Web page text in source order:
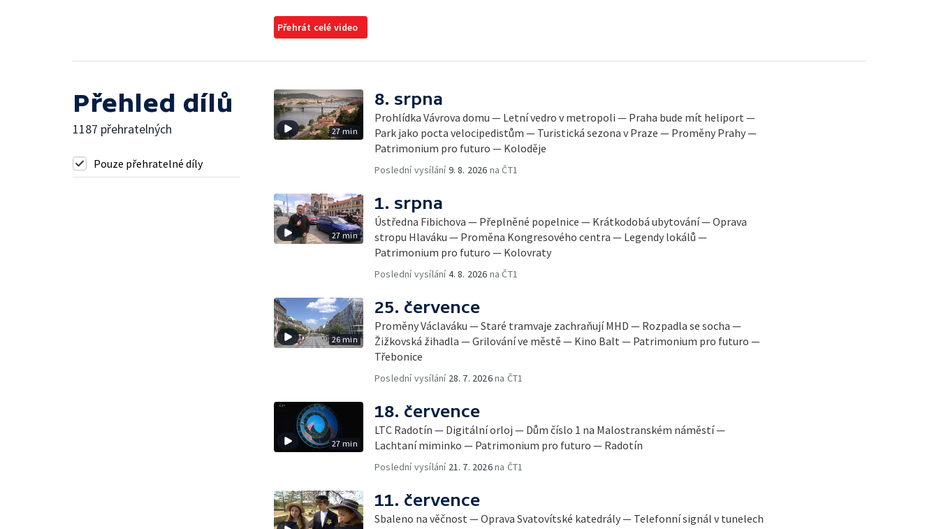
Přehrát celé video
Přehled dílů
1187 přehratelných
Pouze přehratelné díly
27 min
8. srpna
Prohlídka Vávrova domu — Letní vedro v metropoli — Praha bude mít heliport —
Park jako pocta velocipedistům — Turistická sezona v Praze — Proměny Prahy —
Patrimonium pro futuro — Koloděje
Poslední vysílání9. 8. 2026 na ČT1
27 min
1. srpna
Ústředna Fibichova — Přeplněné popelnice — Krátkodobá ubytování — Oprava
stropu Hlaváku — Proměna Kongresového centra — Legendy lokálů —
Patrimonium pro futuro — Kolovraty
Poslední vysílání4. 8. 2026 na ČT1
26 min
25. července
Proměny Václaváku — Staré tramvaje zachraňují MHD — Rozpadla se socha —
Žižkovská žihadla — Grilování ve městě — Kino Balt — Patrimonium pro futuro —
Třebonice
Poslední vysílání 28. 7. 2026na ČT1
27 min
18. července
LTC Radotín — Digitální orloj — Dům číslo 1 na Malostranském náměstí —
Lachtaní miminko — Patrimonium pro futuro — Radotín
Poslední vysílání 21. 7. 2026na ČT1
11. července
Sbaleno na věčnost — Oprava Svatovítské katedrály — Telefonní signál v tunelech